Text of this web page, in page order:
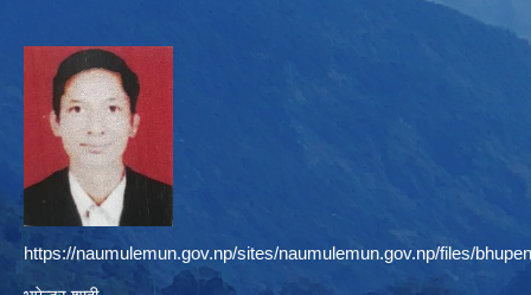
https://naumulemun.gov.np/sites/naumulemun.gov.np/files/